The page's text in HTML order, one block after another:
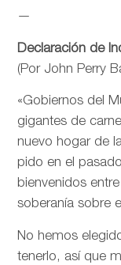
—
Declaración de
(Por John Perry
«Gobiernos del
gigantes de
nuevo hogar de
pido en el
bienvenidos
soberanía sobre
No hemos
tenerlo, así que